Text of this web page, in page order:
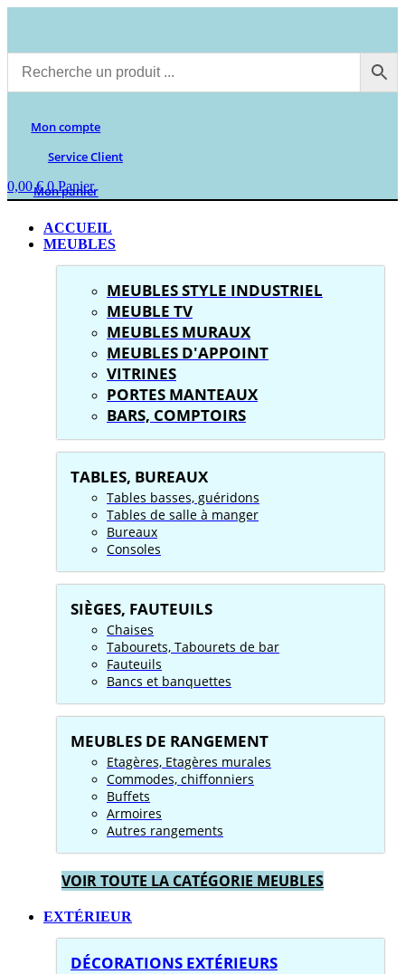
Mon compte
Service Client
0,00€ 0 Panier
Mon panier
ACCUEIL
MEUBLES
MEUBLES STYLE INDUSTRIEL
MEUBLE TV
MEUBLES MURAUX
MEUBLES D'APPOINT
VITRINES
PORTES MANTEAUX
BARS, COMPTOIRS
TABLES, BUREAUX
Tables basses, guéridons
Tables de salle à manger
Bureaux
Consoles
SIÈGES, FAUTEUILS
Chaises
Tabourets, Tabourets de bar
Fauteuils
Bancs et banquettes
MEUBLES DE RANGEMENT
Etagères, Etagères murales
Commodes, chiffonniers
Buffets
Armoires
Autres rangements
VOIR TOUTE LA CATÉGORIE MEUBLES
EXTÉRIEUR
DÉCORATIONS EXTÉRIEURS